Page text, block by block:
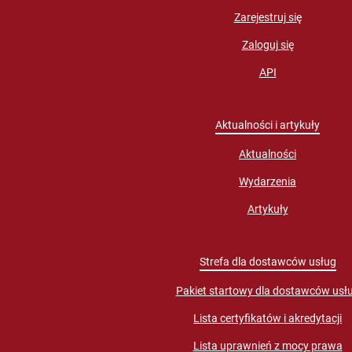
Zarejestruj się
Zaloguj się
API
Aktualności i artykuły
Aktualności
Wydarzenia
Artykuły
Strefa dla dostawców usług
Pakiet startowy dla dostawców
Lista certyfikatów i akredytacji
Lista uprawnień z mocy prawa